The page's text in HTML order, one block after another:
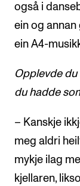
også i
ein og annan
ein A4-
Opplevde
du hadde
– Kanskje
meg aldri
mykje ilag
kjellaren,